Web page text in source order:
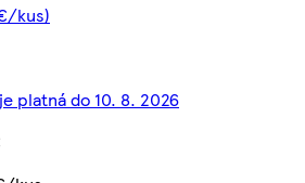
kus)
platná do 10. 8. 2026